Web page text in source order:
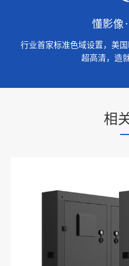
懂影像
行业首家标准色域设置，美
超高清，造
相